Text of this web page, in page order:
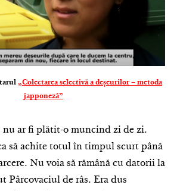
„Colectarea selectivă a deșeurilor – metoda
japponeză”
nu ar fi plătit-o muncind zi de zi.
să achite totul în timpul scurt până
Nu voia să rămână cu datorii la
Pârcovaciul de râs. Era dus